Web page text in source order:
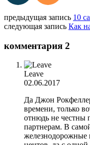
предыдущая запись 10
следующая запись Как
комментария 2
Leave
02.06.2017
Да Джон
времени, только
отнюдь не честны
партнерам. В
железнодорожные